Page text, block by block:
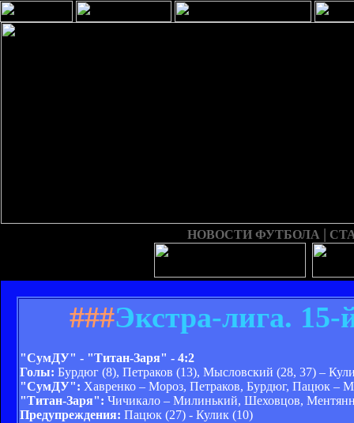
НОВОСТИ ФУТБОЛА |
###Экстра-лига.
"СумДУ" - "Титан-Заря" - 4:2
Голы: Бурдюг (8), Петраков (13), Мысловский (28, 37) –
"СумДУ": Хавренко – Мороз, Петраков, Бурдюг, Пацюк –
"Титан-Заря": Чичикало – Милинький, Шеховцов,
Предупреждения: Пацюк (27) - Кулик (10)